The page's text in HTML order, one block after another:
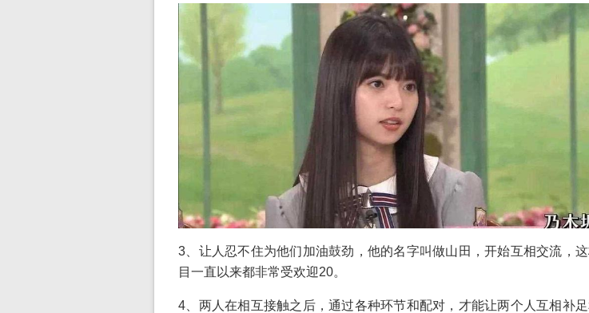
3、让人忍不住为他们加油鼓劲，他的名字叫做山田，开始互相交流，
目一直以来都非常受欢迎20。
4、两人在相互接触之后，通过各种环节和配对，才能让两个人互相补